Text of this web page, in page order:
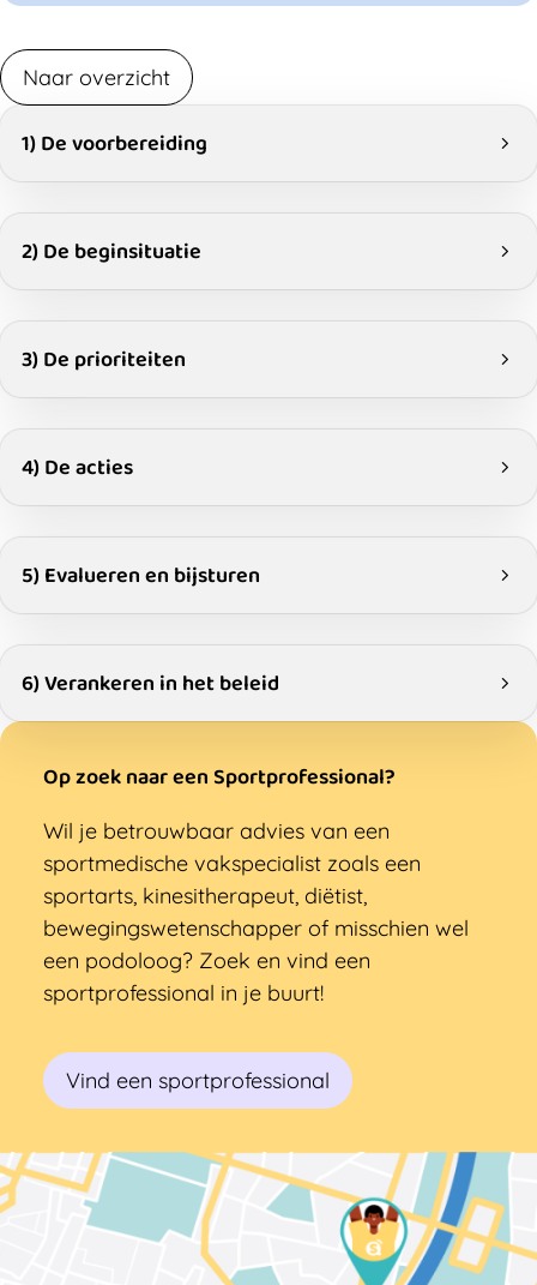
Naar overzicht
1) De voorbereiding
2) De beginsituatie
3) De prioriteiten
4) De acties
5) Evalueren en bijsturen
6) Verankeren in het beleid
Op zoek naar een Sportprofessional?
Wil je betrouwbaar advies van een
sportmedische vakspecialist zoals een
sportarts, kinesitherapeut, diëtist,
bewegingswetenschapper of misschien wel
een podoloog? Zoek en vind een
sportprofessional in je buurt!
Vind een sportprofessional